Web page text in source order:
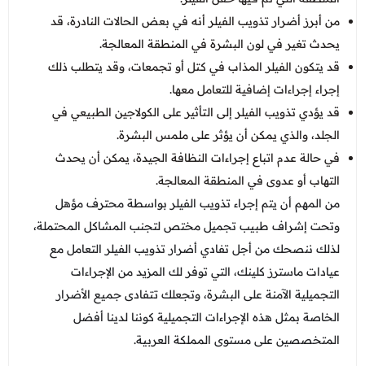
من أبرز أضرار تذويب الفيلر أنه في بعض الحالات النادرة، قد
يحدث تغير في لون البشرة في المنطقة المعالجة.
قد يتكون الفيلر المذاب في كتل أو تجمعات، وقد يتطلب ذلك
إجراء إجراءات إضافية للتعامل معها.
قد يؤدي تذويب الفيلر إلى التأثير على الكولاجين الطبيعي في
الجلد، والذي يمكن أن يؤثر على ملمس البشرة.
في حالة عدم اتباع إجراءات النظافة الجيدة، يمكن أن يحدث
التهاب أو عدوى في المنطقة المعالجة.
من المهم أن يتم إجراء تذويب الفيلر بواسطة محترف مؤهل
وتحت إشراف طبيب تجميل مختص لتجنب المشاكل المحتملة،
لذلك ننصحك من أجل تفادي أضرار تذويب الفيلر التعامل مع
عيادات ماسترز كلينك، التي توفر لك المزيد من الإجراءات
التجميلية الآمنة على البشرة، وتجعلك تتفادى جميع الأضرار
الخاصة بمثل هذه الإجراءات التجميلية كوننا لدينا أفضل
المتخصصين على مستوى المملكة العربية.